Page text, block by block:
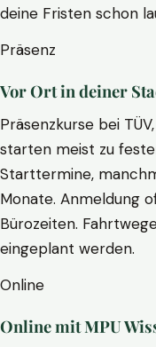
deine Fristen schon
Präsenz
Vor Ort in deiner
Präsenzkurse bei
starten meist zu
Starttermine,
Monate. Anmeldung
Bürozeiten.
eingeplant werden.
Online
Online mit MPU